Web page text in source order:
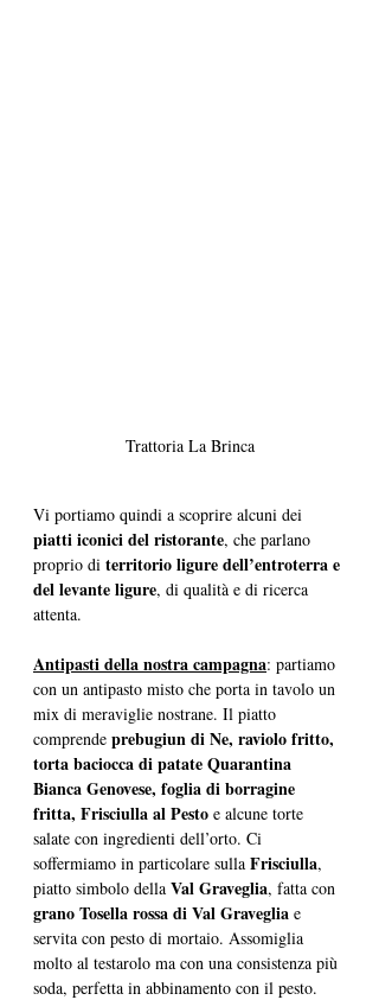
Trattoria La Brinca
Vi portiamo quindi a scoprire alcuni dei
piatti iconici del ristorante, che parlano
proprio di territorio ligure dell’entroterra e
del levante ligure, di qualità e di ricerca
attenta.
Antipasti della nostra campagna: partiamo
con un antipasto misto che porta in tavolo un
mix di meraviglie nostrane. Il piatto
comprende prebugiun di Ne, raviolo fritto,
torta baciocca di patate Quarantina
Bianca Genovese, foglia di borragine
fritta, Frisciulla al Pesto e alcune torte
salate con ingredienti dell’orto. Ci
soffermiamo in particolare sulla Frisciulla,
piatto simbolo della Val Graveglia, fatta con
grano Tosella rossa di Val Graveglia e
servita con pesto di mortaio. Assomiglia
molto al testarolo ma con una consistenza più
soda, perfetta in abbinamento con il pesto.